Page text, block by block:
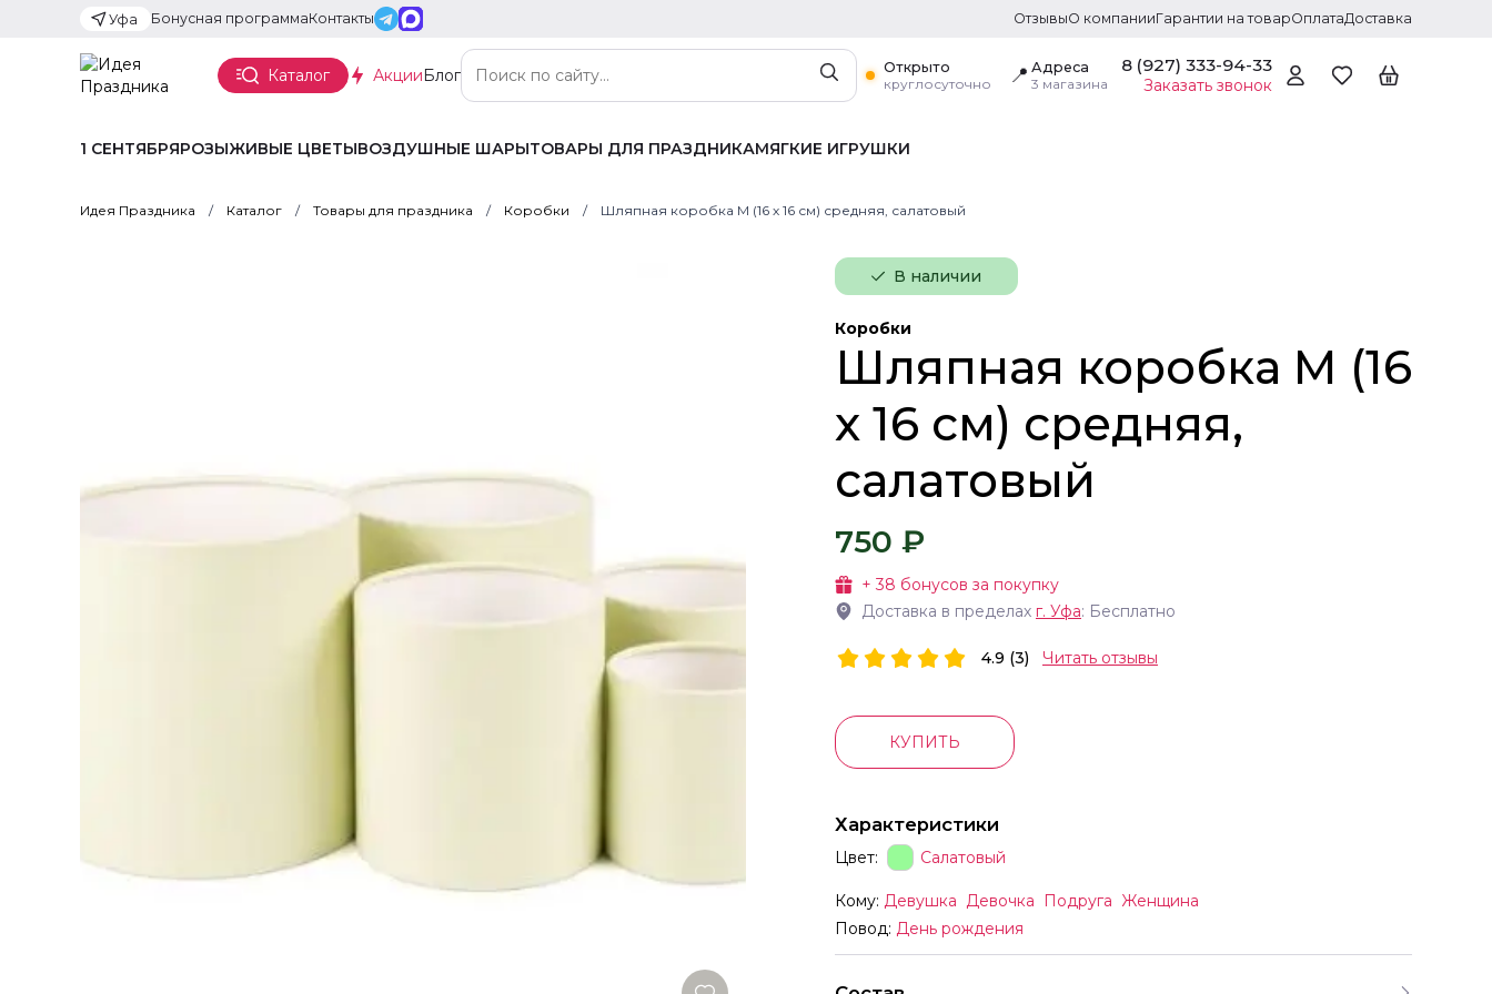
Уфа Бонусная программаКонтакты ОтзывыО компанииГарантии на товарОплатаДоставка
Каталог АкцииБлог
Открыто
круглосуточно
📍 Адреса
3 магазина
8 (927) 333-94-33
Заказать звонок
1 СЕНТЯБРЯРОЗЫЖИВЫЕ ЦВЕТЫВОЗДУШНЫЕ ШАРЫТОВАРЫ ДЛЯ ПРАЗДНИКАМЯГКИЕ ИГРУШКИ
Идея Праздника Каталог Товары для праздника Коробки Шляпная коробка M (16 х 16 см) средняя, салатовый
В наличии
Коробки
Шляпная коробка M (16
х 16 см) средняя,
салатовый
750 ₽
+38 бонусов за покупку
Доставка в пределах г. Уфа: Бесплатно
4.9 (3) Читать отзывы
КУПИТЬ
Характеристики
Цвет: Салатовый
Кому: Девушка Девочка Подруга Женщина
Повод: День рождения